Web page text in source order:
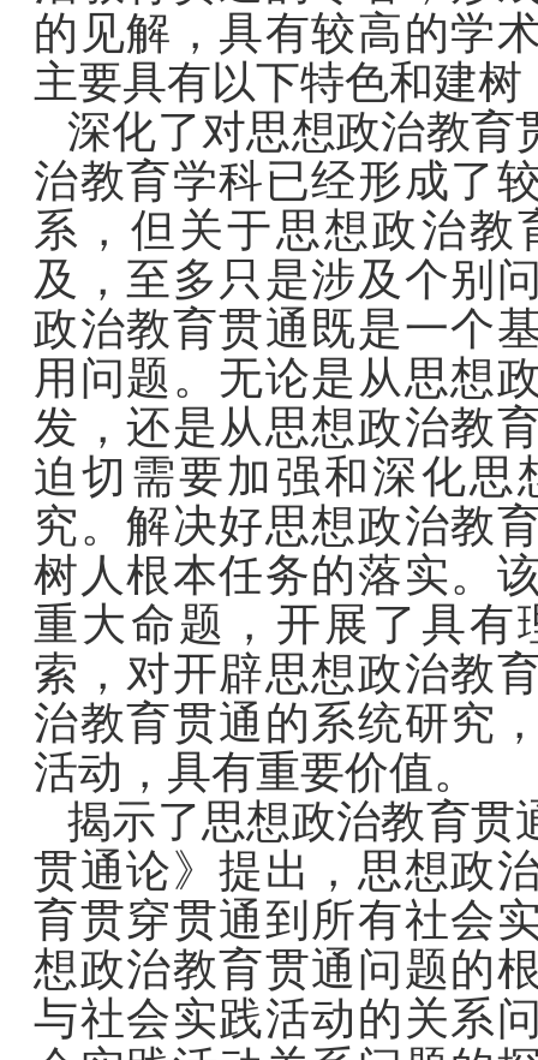
的见解，具有较高的学
主要具有以下特色和建树
深化了对思想政治教育
治教育学科已经形成了
系，但关于思想政治
及，至多只是涉及个别
政治教育贯通既是一个
用问题。无论是从思想
发，还是从思想政治教
迫切需要加强和深化思
究。解决好思想政治教
树人根本任务的落实。
重大命题，开展了具有
索，对开辟思想政治教
治教育贯通的系统研究
活动，具有重要价值。
揭示了思想政治教育贯
贯通论》提出，思想政
育贯穿贯通到所有社会
想政治教育贯通问题的
与社会实践活动的关系